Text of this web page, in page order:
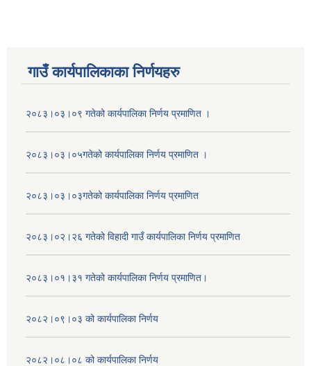
गाउँ कार्यपालिकाका निर्णयहरु
२०८३।०३।०९ गतेको कार्यपालिका निर्णय प्रमाणित ।
२०८३।०३।०५गतेको कार्यपालिका निर्णय प्रमाणित ।
२०८३।०३।०३गतेको कार्यपालिका निर्णय प्रमाणित
२०८३।०२।२६ गतेको विहादी गाउँ कार्यपालिका निर्णय प्रमाणित
२०८३।०१।३१ गतेको कार्यपालिका निर्णय प्रमाणित।
२०८२।०९।०३ को कार्यपालिका निर्णय
२०८२।०८।०८ को कार्यपालिका निर्णय